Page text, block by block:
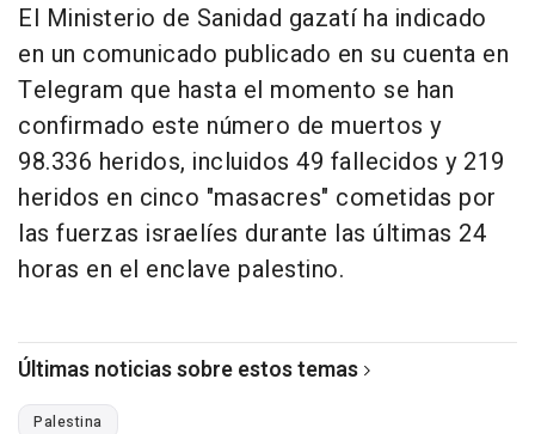
El Ministerio de Sanidad gazatí ha indicado
en un comunicado publicado en su cuenta en
Telegram que hasta el momento se han
confirmado este número de muertos y
98.336 heridos, incluidos 49 fallecidos y 219
heridos en cinco "masacres" cometidas por
las fuerzas israelíes durante las últimas 24
horas en el enclave palestino.
Últimas noticias sobre estos temas
Palestina